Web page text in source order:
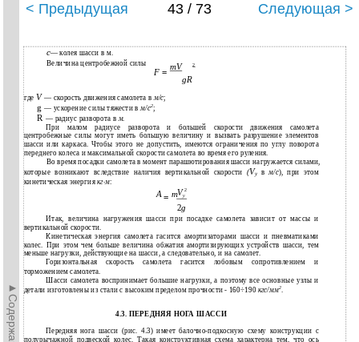
< Предыдущая 43 / 73 Следующая >
с— колея шасси в м.
Величина центробежной силы
F=
mV
gR
2
где V— скорость движения самолета в м/с;
g — ускорение силы тяжести вм/с2;
R — радиус разворота вм.
При малом радиусе разворота и большей скорости движения самолета
центробежные силы могут иметь большую величину и вызвать разрушение элементов
шасси или каркаса. Чтобы этого не допустить, имеются ограничения по углу поворота
переднего колеса и максимальной скорости самолета во время его руления.
Во время посадки самолета в момент парашютирования шасси нагружается силами,
которые возникают вследствие наличия вертикальной скорости (Vу вм/с), при этом
кинетическая энергиякг·м:
A= mVy
2
2g
Итак, величина нагружения шасси при посадке самолета зависит от массы и
вертикальной скорости.
Кинетическая энергия самолета гасится амортизаторами шасси и пневматиками
колес. При этом чем больше величина обжатия амортизирующих устройств шасси, тем
меньше нагрузки, действующие на шасси, а следовательно, и на самолет.
Горизонтальная скорость самолета гасится лобовым сопротивлением и
торможением самолета.
Шасси самолета воспринимает большие нагрузки, а поэтому все основные узлы и
детали изготовлены из стали с высоким пределом прочности - 160÷190кгс/мм2
4.3. ПЕРЕДНЯЯ НОГА ШАССИ
Передняя нога шасси (рис. 4.3) имеет балочно-подкосную схему конструкции с
полурычажной подвеской колес. Такая конструктивная схема характерна тем, что ось